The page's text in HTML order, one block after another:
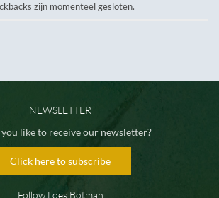
zijn momenteel gesloten.
NEWSLETTER
like to receive our newsletter?
Click here to subscribe
Follow Loes Botman